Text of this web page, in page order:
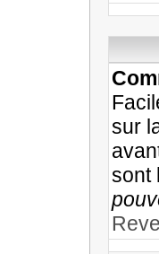
sur
sont